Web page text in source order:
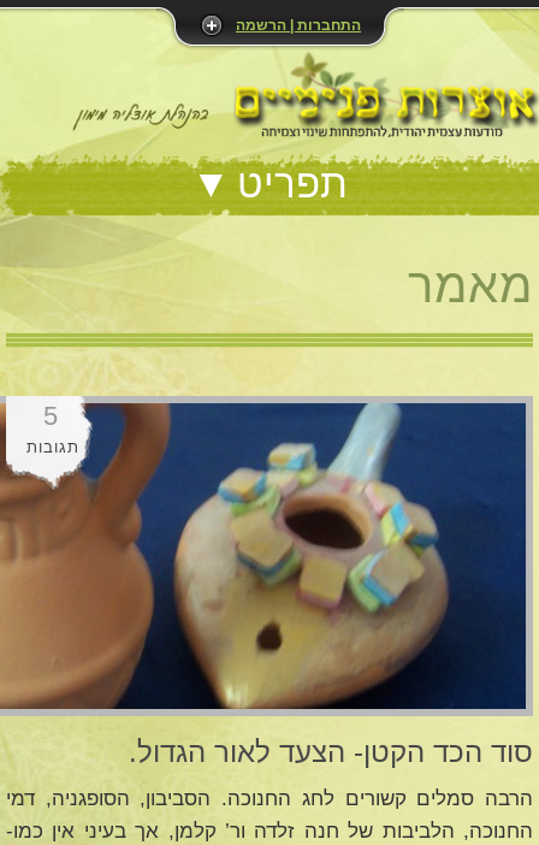
התחברות | הרשמה
תפריט
מאמר
סוד הכד הקטן- הצעד לאור הגדול.
הרבה סמלים קשורים לחג החנוכה. הסביבון, הסופגניה, דמי
החנוכה, הלביבות של חנה זלדה ור’ קלמן, אך בעיני אין כמו-
5
תגובות